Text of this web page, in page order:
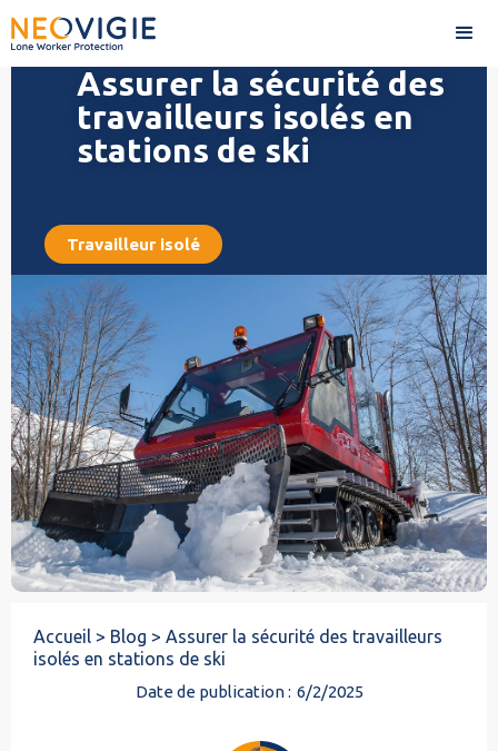
Travailleur isolé
Assurer la sécurité des
travailleurs isolés en
stations de ski
Accueil > Blog > Assurer la sécurité des travailleurs
isolés en stations de ski
Date de publication : 6/2/2025